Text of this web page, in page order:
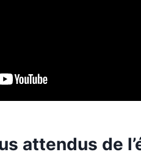
attendus de